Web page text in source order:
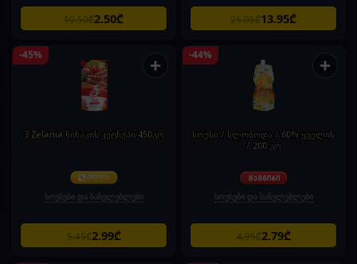
10.50₾2.50₾ 25.95₾13.95₾
-45% +
3 Zelania წიწაკის კეტჩუპი 450გრ
სოუსები და სანელებლები
5.45₾2.99₾
-44% +
სოუსი / სლობოდა / 60% ყველის
/ 200 გრ
სოუსები და სანელებლები
4.95₾2.79₾